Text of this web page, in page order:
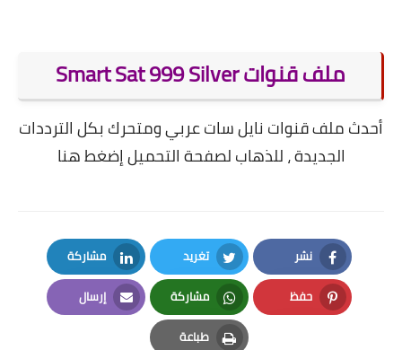
ملف قنوات Smart Sat 999 Silver
أحدث ملف قنوات نايل سات عربي ومتحرك بكل الترددات
الجديدة ، للذهاب لصفحة التحميلإضغط هنا
نشر
Facebook
تغريد
Twitter
مشاركة
LinkedIn
حفظ
Pinterest
مشاركة
Whatsapp
إرسال
Email
طباعة